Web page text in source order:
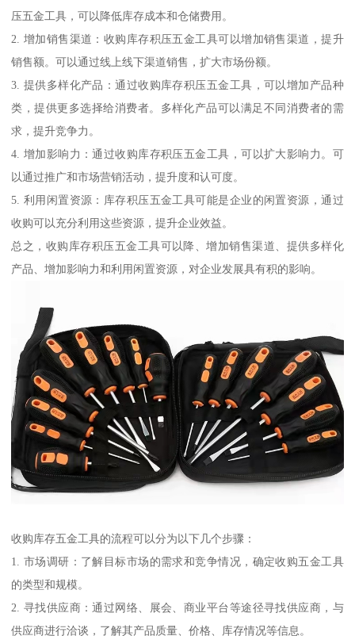
压五金工具，可以降低库存成本和仓储费用。
2. 增加销售渠道：收购库存积压五金工具可以增加销售渠道，提升
销售额。可以通过线上线下渠道销售，扩大市场份额。
3. 提供多样化产品：通过收购库存积压五金工具，可以增加产品种
类，提供更多选择给消费者。多样化产品可以满足不同消费者的需
求，提升竞争力。
4. 增加影响力：通过收购库存积压五金工具，可以扩大影响力。可
以通过推广和市场营销活动，提升度和认可度。
5. 利用闲置资源：库存积压五金工具可能是企业的闲置资源，通过
收购可以充分利用这些资源，提升企业效益。
总之，收购库存积压五金工具可以降、增加销售渠道、提供多样化
产品、增加影响力和利用闲置资源，对企业发展具有积的影响。
收购库存五金工具的流程可以分为以下几个步骤：
1. 市场调研：了解目标市场的需求和竞争情况，确定收购五金工具
的类型和规模。
2. 寻找供应商：通过网络、展会、商业平台等途径寻找供应商，与
供应商进行洽谈，了解其产品质量、价格、库存情况等信息。